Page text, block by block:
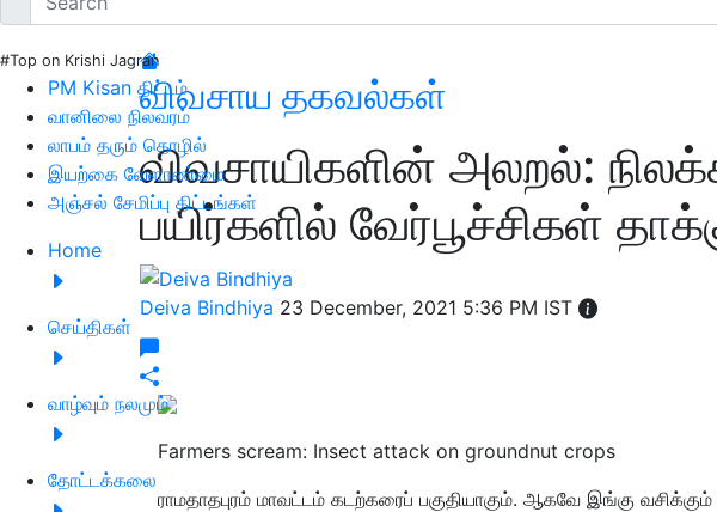
#Top on Krishi Jagran
PM Kisan திட்டம்
வானிலை நிலவரம்
லாபம் தரும் தொழில்
இயற்கை வேளாண்மை
அஞ்சல் சேமிப்பு திட்டங்கள்
Home
செய்திகள்
வாழ்வும் நலமும்
தோட்டக்கலை
விவசாய தகவல்கள்
விவசாயிகளின் அலறல்:
பயிர்களில் வேர்பூச்சிகள்
Deiva Bindhiya 23 December, 2021 5:36 PM IST
Farmers scream: Insect attack on groundnut crops
ராமதாதபுரம் மாவட்டம் கடற்கரைப் பகுதியாகும். ஆகவே இங்கு